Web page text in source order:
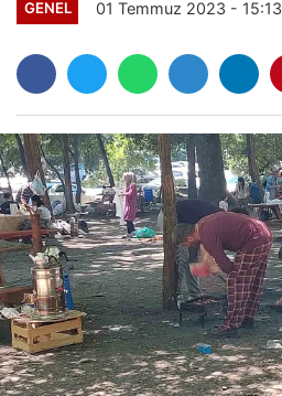
GENEL 01 Temmuz 2023 - 15:13